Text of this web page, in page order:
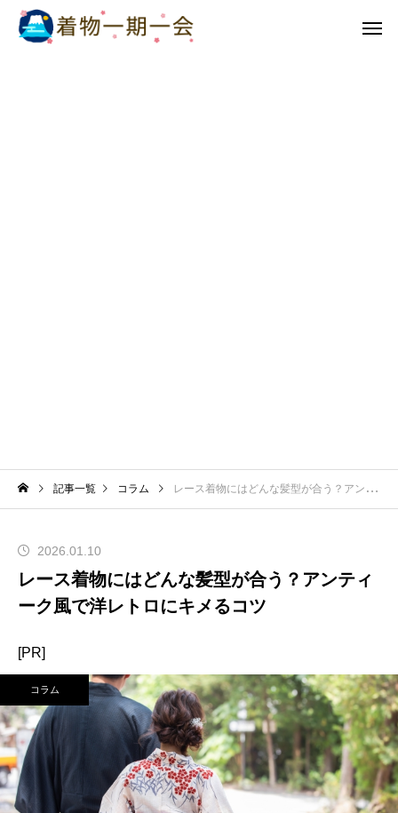
記事一覧 コラム レース着物にはどんな髪型が合う？アンティーク風で洋レトロにキメるコツ
2026.01.10
レース着物にはどんな髪型が合う？アンティ
ーク風で洋レトロにキメるコツ
[PR]
コラム